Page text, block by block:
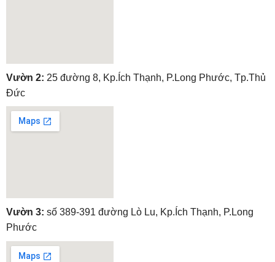
embedgooglemap.net
Vườn 2: 25 đường 8, Kp.Ích Thạnh, P.Long Phước, Tp.Thủ
Đức
embedgooglemap.net
Vườn 3: số 389-391 đường Lò Lu, Kp.Ích Thạnh, P.Long
Phước